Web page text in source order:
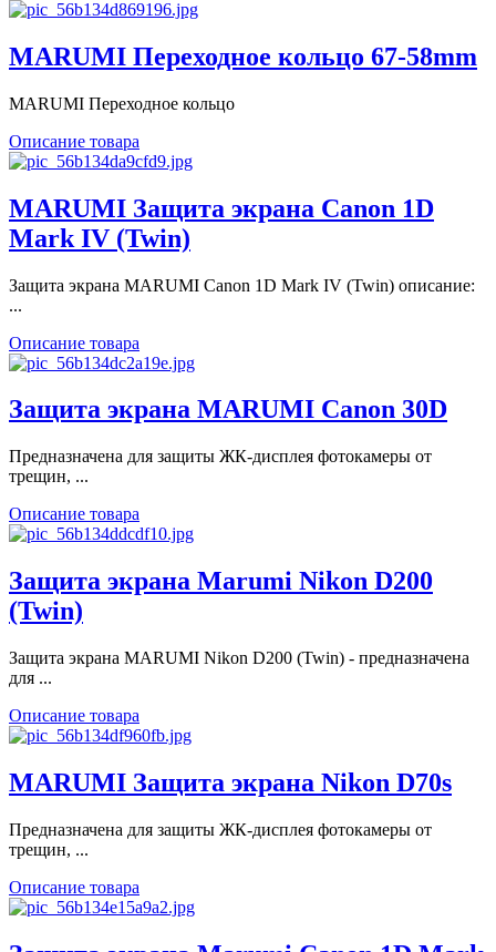
MARUMI Переходное кольцо 67-58mm
MARUMI Переходное кольцо
Описание товара
MARUMI Защита экрана Canon 1D
Mark IV (Twin)
Защита экрана MARUMI Canon 1D Mark IV (Twin) описание:
...
Описание товара
Защита экрана MARUMI Canon 30D
Предназначена для защиты ЖК-дисплея фотокамеры от
трещин, ...
Описание товара
Защита экрана Marumi Nikon D200
(Twin)
Защита экрана MARUMI Nikon D200 (Twin) - предназначена
для ...
Описание товара
MARUMI Защита экрана Nikon D70s
Предназначена для защиты ЖК-дисплея фотокамеры от
трещин, ...
Описание товара